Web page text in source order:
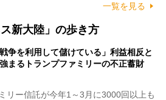
一覧を見る
新大陸」の歩き方
戦争を利用して儲けている」利益相反と
まるトランプファミリーの不正蓄財
リー信託が今年1～3月に3000回以上も